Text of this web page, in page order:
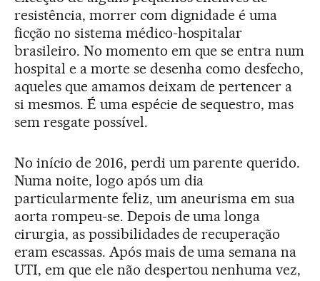
resistência, morrer com dignidade é uma
ficção no sistema médico-hospitalar
brasileiro. No momento em que se entra num
hospital e a morte se desenha como desfecho,
aqueles que amamos deixam de pertencer a
si mesmos. É uma espécie de sequestro, mas
sem resgate possível.
No início de 2016, perdi um parente querido.
Numa noite, logo após um dia
particularmente feliz, um aneurisma em sua
aorta rompeu-se. Depois de uma longa
cirurgia, as possibilidades de recuperação
eram escassas. Após mais de uma semana na
UTI, em que ele não despertou nenhuma vez,